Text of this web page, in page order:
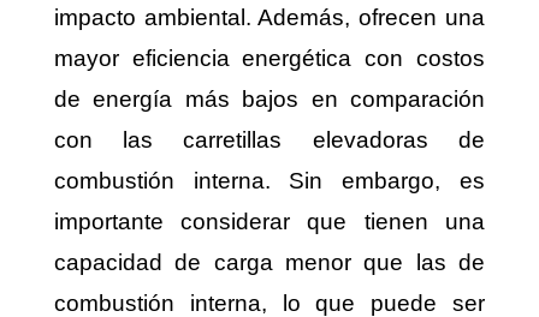
impacto ambiental. Además, ofrecen una
mayor eficiencia energética con costos
de energía más bajos en comparación
con las carretillas elevadoras de
combustión interna. Sin embargo, es
importante considerar que tienen una
capacidad de carga menor que las de
combustión interna, lo que puede ser